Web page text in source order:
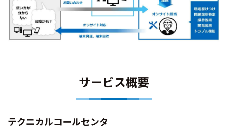
サービス概要
テクニカルコールセンタ